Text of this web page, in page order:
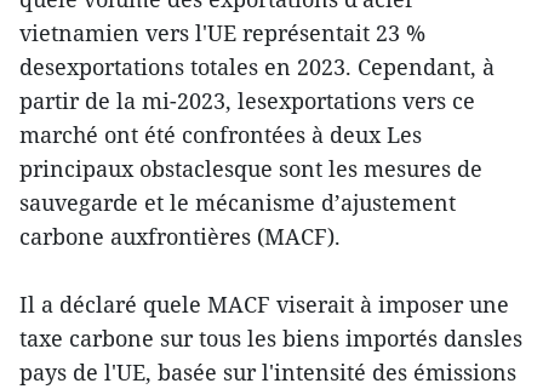
vietnamien vers l'UE représentait 23 %
desexportations totales en 2023. Cependant, à
partir de la mi-2023, lesexportations vers ce
marché ont été confrontées à deux Les
principaux obstaclesque sont les mesures de
sauvegarde et le mécanisme d’ajustement
carbone auxfrontières (MACF).
Il a déclaré quele MACF viserait à imposer une
taxe carbone sur tous les biens importés dansles
pays de l'UE, basée sur l'intensité des émissions